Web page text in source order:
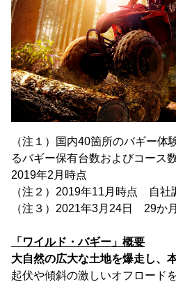
（注１）国内40箇所のバギー体
るバギー保有台数およびコース
2019年2月時点
（注２）2019年11月時点 自社
（注３）2021年3月24日 29か
「ワイルド・バギー」概要
大自然の広大な土地を爆走し、
起伏や傾斜の激しいオフロード